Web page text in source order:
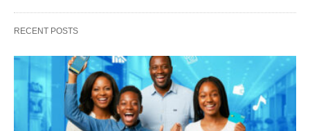
RECENT POSTS